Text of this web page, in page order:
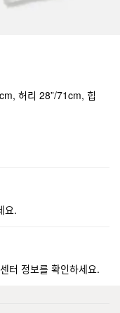
허리 28”/71cm, 힙
요.
터 정보를 확인하세요.